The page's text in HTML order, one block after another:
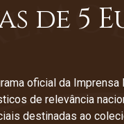
de 5
oficial da Imprensa
de relevância
destinadas ao